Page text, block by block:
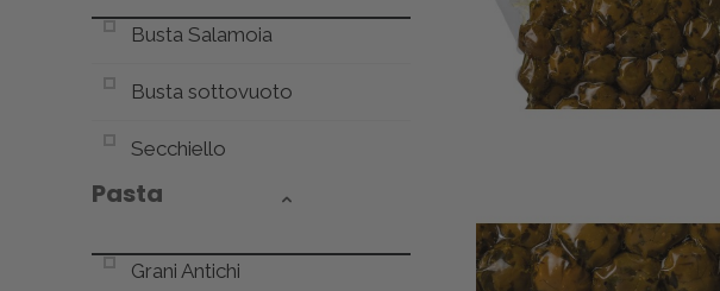
Busta Salamoia
Busta sottovuoto
Secchiello
Pasta
Grani Antichi